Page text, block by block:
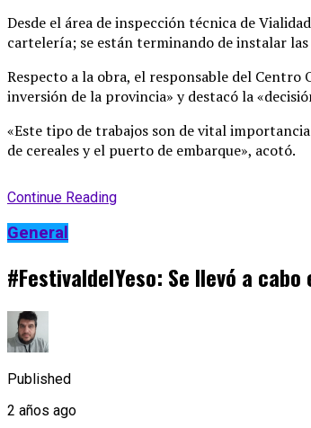
Desde el área de inspección técnica de
cartelería; se están terminando de instalar
Respecto a la obra, el responsable del Centro
inversión de la provincia» y destacó la
«Este tipo de trabajos son de vital
de cereales y el puerto de embarque», acotó.
Continue Reading
General
#FestivaldelYeso: Se llevó a
Published
2 años ago